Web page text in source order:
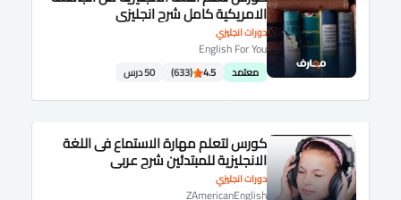
دورات انجليزي
الامريكية كامل شرح انجليزى
English For You
معتمد 4.5
(633) 50 درس
دورات انجليزي
كورس لتعلم مهارة الاستماع فى اللغة
الانجليزية للمبتدئين شرح عربى
ZAmericanEnglish